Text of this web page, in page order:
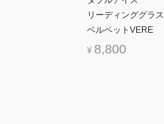
リーディンググラス
ベルベットVERE
¥ 8,800